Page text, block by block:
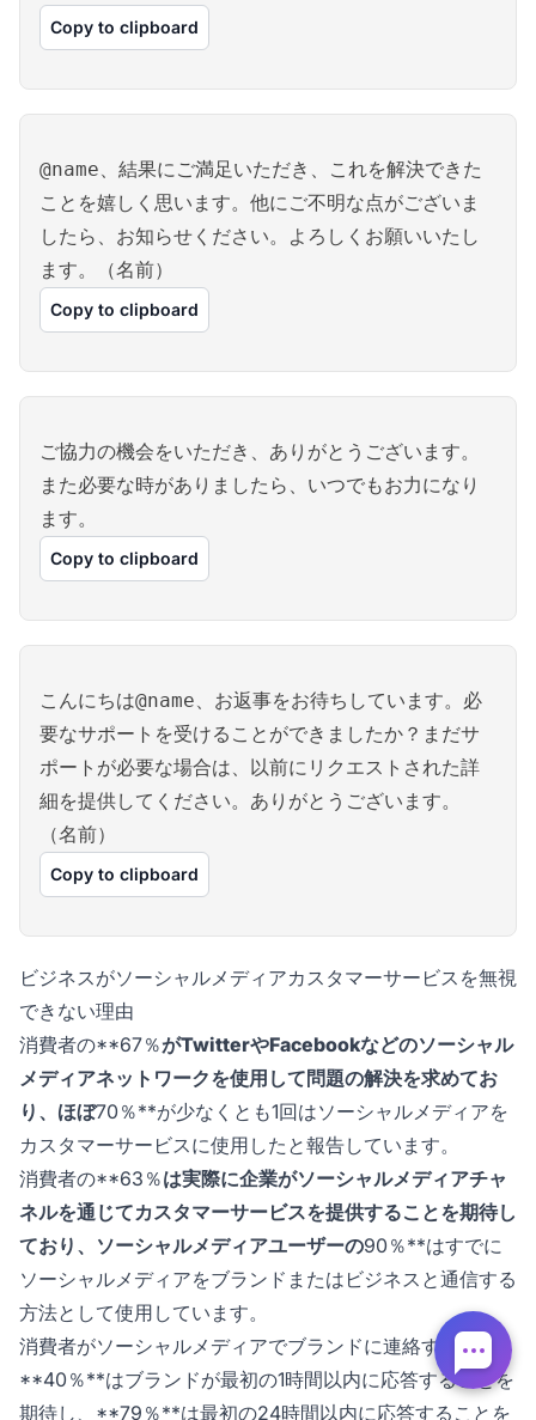
Copy to clipboard
@name、結果にご満足いただき、これを解決できた
ことを嬉しく思います。他にご不明な点がございま
したら、お知らせください。よろしくお願いいたし
ます。（名前）
Copy to clipboard
ご協力の機会をいただき、ありがとうございます。
また必要な時がありましたら、いつでもお力になり
ます。
Copy to clipboard
こんにちは@name、お返事をお待ちしています。必
要なサポートを受けることができましたか？まだサ
ポートが必要な場合は、以前にリクエストされた詳
細を提供してください。ありがとうございます。
（名前）
Copy to clipboard
ビジネスがソーシャルメディアカスタマーサービスを無視
できない理由
消費者の**67％がTwitterやFacebookなどのソーシャル
メディアネットワークを使用して問題の解決を求めてお
り、ほぼ70％**が少なくとも1回はソーシャルメディアを
カスタマーサービスに使用したと報告しています。
消費者の**63％は実際に企業がソーシャルメディアチャ
ネルを通じてカスタマーサービスを提供することを期待し
ており、ソーシャルメディアユーザーの90％**はすでに
ソーシャルメディアをブランドまたはビジネスと通信する
方法として使用しています。
消費者がソーシャルメディアでブランドに連絡する場合、
**40％**はブランドが最初の1時間以内に応答することを
期待し、**79％**は最初の24時間以内に応答することを